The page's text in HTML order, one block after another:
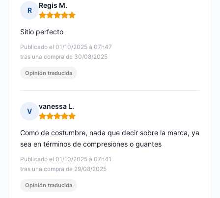
R
Regis M.
Nota: 5 de 5
Publicado el 01/10/2025 à 07h47
tras una compra de 30/08/2025
Sitio perfecto
Opinión traducida
V
vanessa L.
Nota: 5 de 5
Publicado el 01/10/2025 à 07h41
tras una compra de 29/08/2025
Como de costumbre, nada que decir sobre la marca, ya
sea en términos de compresiones o guantes
Opinión traducida